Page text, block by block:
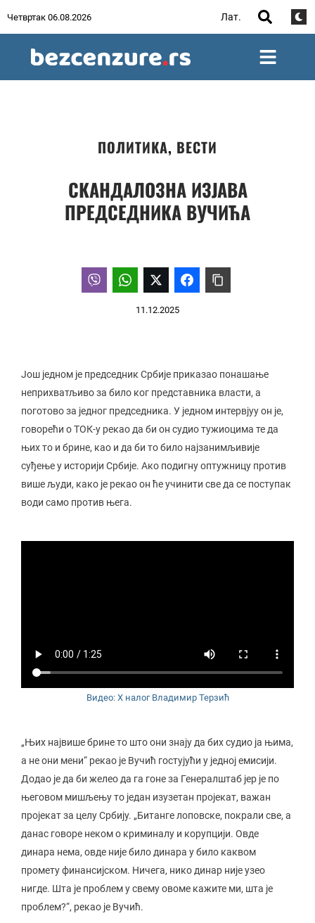
Четвртак 06.08.2026 Лат.
ПОЛИТИКА, ВЕСТИ
СКАНДАЛОЗНА ИЗЈАВА
ПРЕДСЕДНИКА ВУЧИЋА
11.12.2025
Још једном је председник Србије приказао понашање
неприхватљиво за било ког представника власти, а
поготово за једног председника. У једном интервјуу он је,
говорећи о ТОК-у рекао да би он судио тужиоцима те да
њих то и брине, као и да би то било најзанимљивије
суђење у историји Србије. Ако подигну оптужницу против
више људи, како је рекао он ће учинити све да се поступак
води само против њега.
Видео: X налог Владимир Терзић
„Њих највише брине то што они знају да бих судио ја њима,
а не они мени“ рекао је Вучић гостујући у једној емисији.
Додао је да би желео да га гоне за Генералштаб јер је по
његовом мишљењу то један изузетан пројекат, важан
пројекат за целу Србију. „Битанге лоповске, покрали све, а
данас говоре неком о криминалу и корупцији. Овде
динара нема, овде није било динара у било каквом
промету финансијском. Ничега, нико динар није узео
нигде. Шта је проблем у свему овоме кажите ми, шта је
проблем?“, рекао је Вучић.